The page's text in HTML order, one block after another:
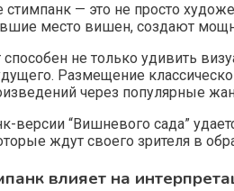
стимпанк — это не просто
место вишен, создают
способен не только удивить
Размещение
через популярные
версии “Вишневого сада”
ждут своего зрителя в
влияет на